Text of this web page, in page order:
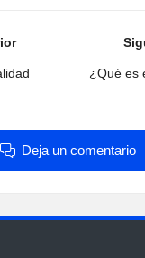
¿Qué es
Deja un comentario